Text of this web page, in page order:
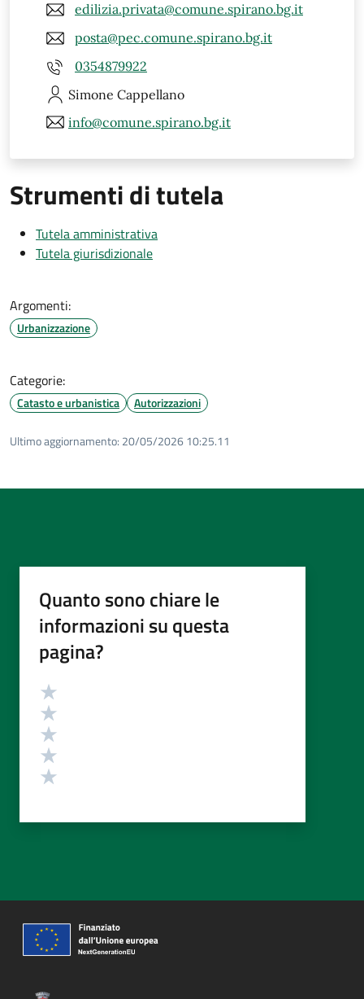
edilizia.privata@comune.spirano.bg.it
posta@pec.comune.spirano.bg.it
0354879922
Simone Cappellano
info@comune.spirano.bg.it
Strumenti di tutela
Tutela amministrativa
Tutela giurisdizionale
Argomenti:
Urbanizzazione
Categorie:
Catasto e urbanistica Autorizzazioni
Ultimo aggiornamento: 20/05/2026 10:25.11
Quanto sono chiare le
informazioni su questa
pagina?
Valutazione